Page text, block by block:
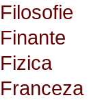
Filosofie
Finante
Fizica
Franceza